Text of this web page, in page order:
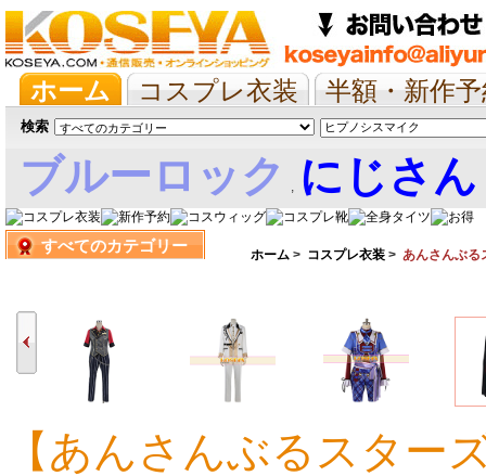
ホーム コスプレ衣装
半額・新作
抱き枕/布団/シーツ
ツイステ ウマ
検索
ブルーロック , にじさ
娘すべてのカテゴリー ホーム > コスプレ衣装 > あんさんぶ
17,823円 17,823円 17,823円
【あんさんぶるスター